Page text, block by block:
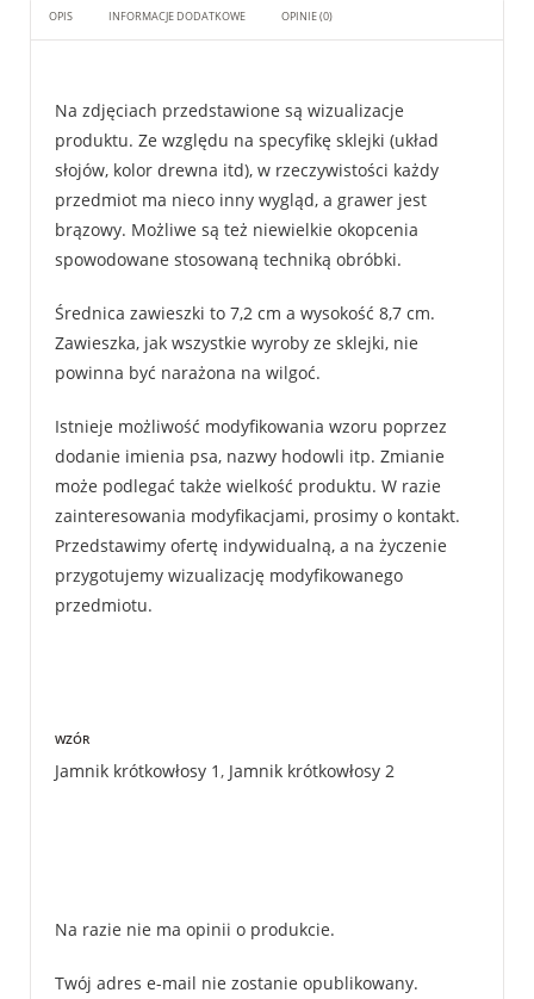
OPIS INFORMACJE DODATKOWE OPINIE (0)
Na zdjęciach przedstawione są wizualizacje
produktu. Ze względu na specyfikę sklejki (układ
słojów, kolor drewna itd), w rzeczywistości każdy
przedmiot ma nieco inny wygląd, a grawer jest
brązowy. Możliwe są też niewielkie okopcenia
spowodowane stosowaną techniką obróbki.
Średnica zawieszki to 7,2 cm a wysokość 8,7 cm.
Zawieszka, jak wszystkie wyroby ze sklejki, nie
powinna być narażona na wilgoć.
Istnieje możliwość modyfikowania wzoru poprzez
dodanie imienia psa, nazwy hodowli itp. Zmianie
może podlegać także wielkość produktu. W razie
zainteresowania modyfikacjami, prosimy o kontakt.
Przedstawimy ofertę indywidualną, a na życzenie
przygotujemy wizualizację modyfikowanego
przedmiotu.
WZÓR
Jamnik krótkowłosy 1, Jamnik krótkowłosy 2
Na razie nie ma opinii o produkcie.
Twój adres e-mail nie zostanie opublikowany.